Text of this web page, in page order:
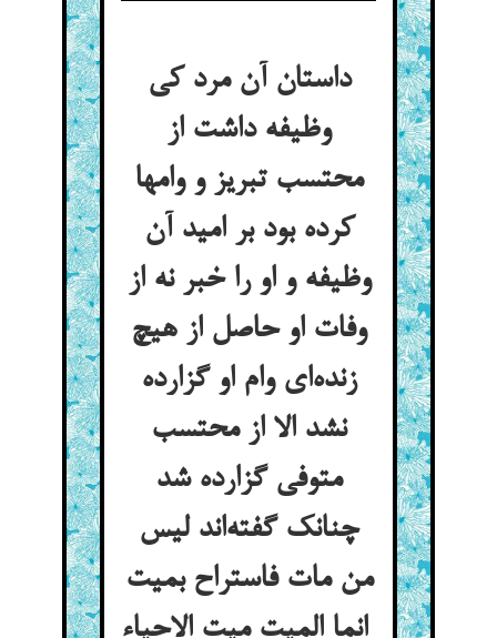
داستان آن مرد کی
وظیفه داشت از
محتسب تبریز و وامها
کرده بود بر امید آن
وظیفه و او را خبر نه از
وفات او حاصل از هیچ
زنده‌ای وام او گزارده
نشد الا از محتسب
متوفی گزارده شد
چنانک گفته‌اند لیس
من مات فاستراح بمیت
انما المیت میت الاحیاء